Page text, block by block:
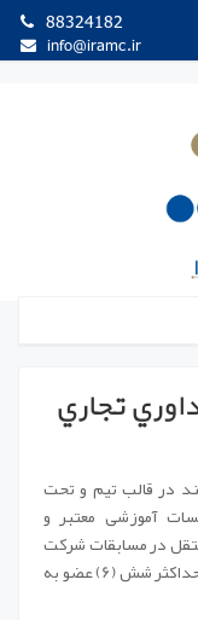
88324182
info@iramc.ir
تجاري
در قالب تیم و تحت
آموزشی معتبر و
در مسابقات شرکت
نمایند. تیم‌ها متشکل از حداقل دو (2) عضو و حداکثر شش (6) عضو به